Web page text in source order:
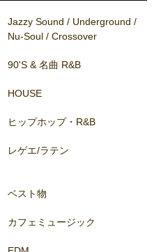
Jazzy Sound / Underground /
Nu-Soul / Crossover
90'S & 名曲 R&B
HOUSE
ヒップホップ・R&B
レゲエ/ラテン
ベスト物
カフェミュージック